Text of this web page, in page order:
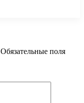
Обязательные поля